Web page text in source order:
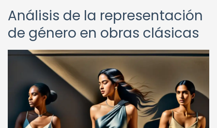
Análisis de la representación
de género en obras clásicas